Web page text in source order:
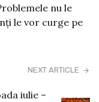
nu le
le vor curge pe
NEXT ARTICLE
iulie –